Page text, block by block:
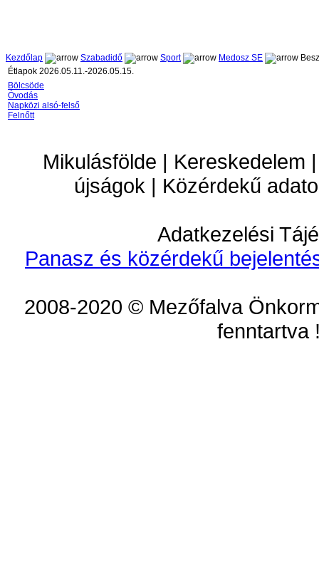
Kezdőlap Szabadidő Sport Medosz SE
Étlapok 2026.05.11.-2026.05.15.
Bölcsöde
Óvodás
Napközi alsó-felső
Felnőtt
Mikulásfölde | Kereskedelem
újságok | Közérdekű
Adatkezelési
Panasz és közérdekű
2008-2020 © Mezőfalva
fenntartva